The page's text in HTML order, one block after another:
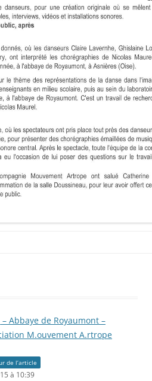
Abbaye de Royaumont –
M.ouvement A.rtrope
de l’article
à 10:39